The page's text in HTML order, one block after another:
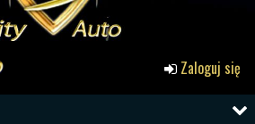
Zaloguj się